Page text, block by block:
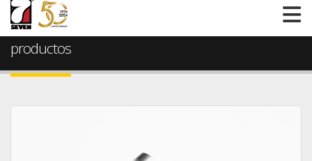
Home productos
productos